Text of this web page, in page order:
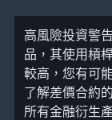
高風險投資警
品，其使用槓
較高，您有可
了解差價合約
所有金融衍生